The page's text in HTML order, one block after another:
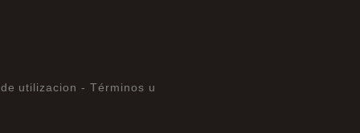
utilizacion - Términos u